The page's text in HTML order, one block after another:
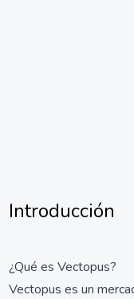
Introducción
¿Qué es Vectopus?
Vectopus es un